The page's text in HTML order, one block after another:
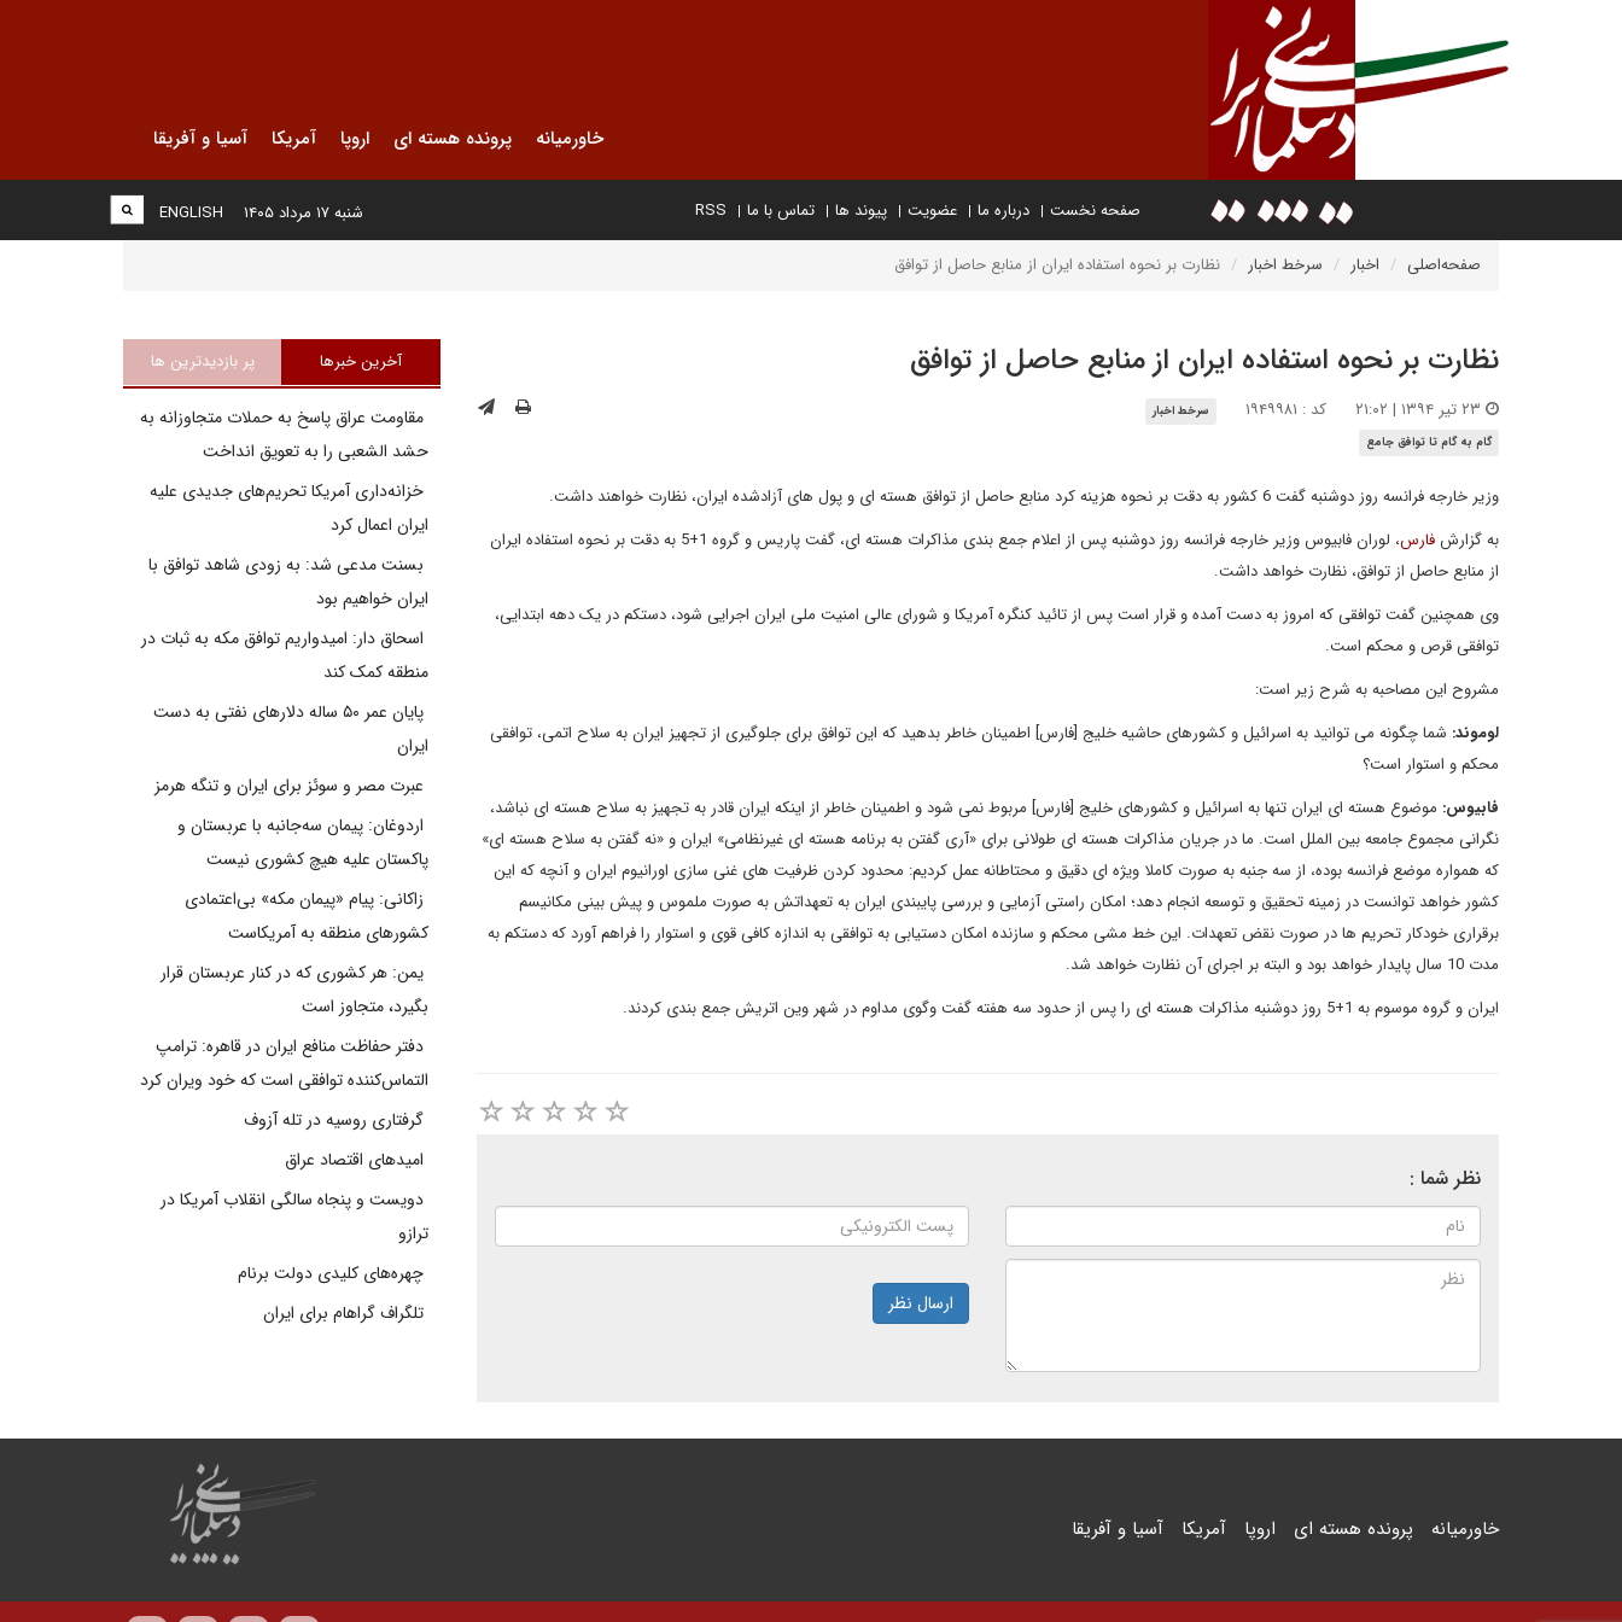
خاورمیانه پرونده هسته ای اروپا آمریکا آسیا و آفریقا
صفحه نخست درباره ما عضویت پیوند ها تماس با ما RSS
ENGLISH شنبه ۱۷ مرداد ۱۴۰۵
صفحه‌اصلی اخبار سرخط اخبار نظارت بر نحوه استفاده ایران از منابع حاصل از توافق
نظارت بر نحوه استفاده ایران از منابع حاصل از توافق
کد : ۱۹۴۹۹۸۱
سرخط اخبار
گام به گام تا توافق جامع
وزیر خارجه فرانسه روز دوشنبه گفت 6 کشور به دقت بر نحوه هزینه کرد منابع حاصل از توافق هسته ای و پول های آزادشده ایران، نظارت خواهند داشت.
به گزارشفارس
، لوران فابیوس وزیر خارجه فرانسه روز دوشنبه پس از اعلام جمع بندی مذاکرات هسته ای، گفت پاریس و گروه 1+5 به دقت بر نحوه استفاده ایران
از منابع حاصل از توافق، نظارت خواهد داشت.
وی همچنین گفت توافقی که امروز به دست آمده و قرار است پس از تائید کنگره آمریکا و شورای عالی امنیت ملی ایران اجرایی شود، دستکم در یک دهه ابتدایی،
توافقی قرص و محکم است.
مشروح این مصاحبه به شرح زیر است:
لوموند: شما چگونه می توانید به اسرائیل و کشورهای حاشیه خلیج [فارس] اطمینان خاطر بدهید که این توافق برای جلوگیری از تجهیز ایران به سلاح اتمی، توافقی
محکم و استوار است؟
فابیوس: موضوع هسته ای ایران تنها به اسرائیل و کشورهای خلیج [فارس] مربوط نمی شود و اطمینان خاطر از اینکه ایران قادر به تجهیز به سلاح هسته ای نباشد،
نگرانی مجموع جامعه بین الملل است. ما در جریان مذاکرات هسته ای طولانی برای «آری گفتن به برنامه هسته ای غیرنظامی» ایران و «نه گفتن به سلاح هسته ای»
که همواره موضع فرانسه بوده، از سه جنبه به صورت کاملا ویژه ای دقیق و محتاطانه عمل کردیم: محدود کردن ظرفیت های غنی سازی اورانیوم ایران و آنچه که این
کشور خواهد توانست در زمینه تحقیق و توسعه انجام دهد؛ امکان راستی آزمایی و بررسی پایبندی ایران به تعهداتش به صورت ملموس و پیش بینی مکانیسم
برقراری خودکار تحریم ها در صورت نقض تعهدات. این خط مشی محکم و سازنده امکان دستیابی به توافقی به اندازه کافی قوی و استوار را فراهم آورد که دستکم به
مدت 10 سال پایدار خواهد بود و البته بر اجرای آن نظارت خواهد شد.
ایران و گروه موسوم به 1+5 روز دوشنبه مذاکرات هسته ای را پس از حدود سه هفته گفت وگوی مداوم در شهر وین اتریش جمع بندی کردند.
نظر شما :
ارسال نظر
آخرین خبرها پر بازدیدترین ها
مقاومت عراق پاسخ به حملات متجاوزانه به
حشد الشعبی را به تعویق انداخت
خزانه‌داری آمریکا تحریم‌های جدیدی علیه
ایران اعمال کرد
بسنت مدعی شد: به زودی شاهد توافق با
ایران خواهیم بود
اسحاق دار: امیدواریم توافق مکه به ثبات در
منطقه کمک کند
پایان عمر ۵۰ ساله دلارهای نفتی به دست
ایران
عبرت مصر و سوئز برای ایران و تنگه هرمز
اردوغان: پیمان سه‌جانبه با عربستان و
پاکستان علیه هیچ کشوری نیست
زاکانی: پیام «پیمان مکه» بی‌اعتمادی
کشورهای منطقه به آمریکاست
یمن: هر کشوری که در کنار عربستان قرار
بگیرد، متجاوز است
دفتر حفاظت منافع ایران در قاهره: ترامپ
التماس‌کننده توافقی است که خود ویران کرد
گرفتاری روسیه در تله آزوف
امیدهای اقتصاد عراق
دویست و پنجاه سالگی انقلاب آمریکا در
ترازو
چهره‌های کلیدی دولت برنام
تلگراف گراهام برای ایران
خاورمیانه پرونده هسته ای اروپا آمریکا آسیا و آفریقا